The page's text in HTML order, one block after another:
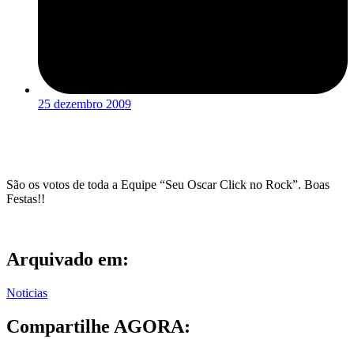
25 dezembro 2009
São os votos de toda a Equipe “Seu Oscar Click no Rock”. Boas
Festas!!
Arquivado em:
Noticias
Compartilhe AGORA: